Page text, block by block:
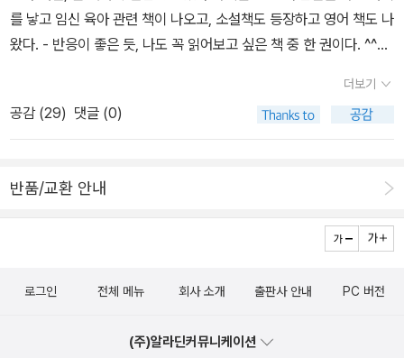
를 낳고 임신 육아 관련 책이 나오고, 소설책도 등장하고 영어 책도 나
왔다. - 반응이 좋은 듯, 나도 꼭 읽어보고 싶은 책 중 한 권이다. ^^게
영어를 잘하는 개그맨. 물론 처음부터 영어를 잘 한 것도 아니고 당연
히 재미교포나 유학생 출신도 아닌 것이다.지극히 평범하다고도 할
수 있는 대한민국의 국민, 영어에 대한 의욕은 있으나 열정은 늘 부족
한 책이 될 것이다.물론 개그맨은 결코 평범하지 않다. 개그맨으로 성
공하려면 소질도 있고 유머도 있고 끈기도 있으며 리더쉽도 있어야
한다. 게다가 뻔뻔함도 갖춘다면 금상첨화겠지!어학 실력 역시 마찬
있어서 얼마나 도움이 되는지 모른다. 틀려도 부끄럽지 않고, 뻔뻔함
로 남을 웃기기 위해 필사적으로 노력하는 숨은 끈기 역시 영어 공부
더보기
공감 (29) 댓글 (0)
반품/교환 안내
로그인 전체 메뉴 회사 소개 출판사 안내 PC 버전
(주)알라딘커뮤니케이션